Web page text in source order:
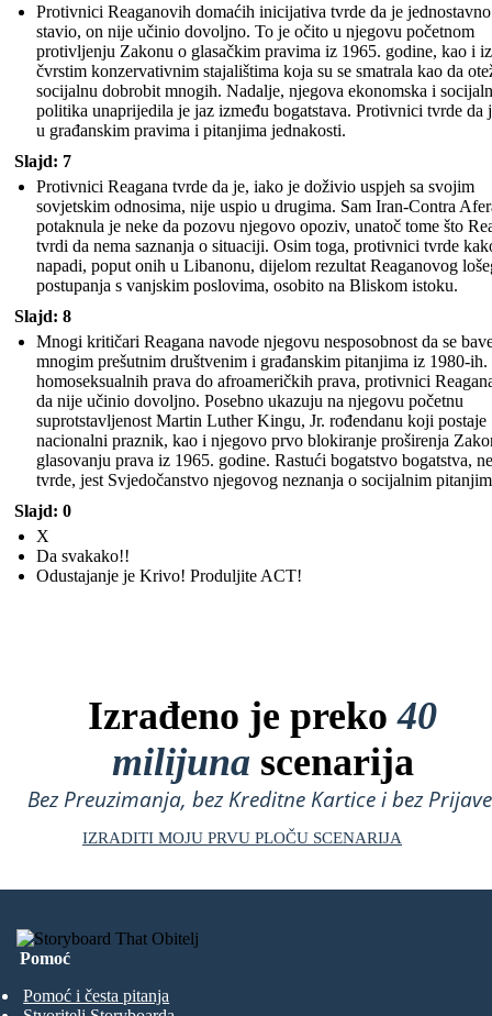
Protivnici Reaganovih domaćih inicijativa tvrde da je jednostavno
stavio, on nije učinio dovoljno. To je očito u njegovu početnom
protivljenju Zakonu o glasačkim pravima iz 1965. godine, kao i
čvrstim konzervativnim stajalištima koja su se smatrala kao da
socijalnu dobrobit mnogih. Nadalje, njegova ekonomska i
politika unaprijedila je jaz između bogatstava. Protivnici tvrde da
u građanskim pravima i pitanjima jednakosti.
Slajd: 7
Protivnici Reagana tvrde da je, iako je doživio uspjeh sa svojim
sovjetskim odnosima, nije uspio u drugima. Sam Iran-Contra
potaknula je neke da pozovu njegovo opoziv, unatoč tome što
tvrdi da nema saznanja o situaciji. Osim toga, protivnici tvrde
napadi, poput onih u Libanonu, dijelom rezultat Reaganovog
postupanja s vanjskim poslovima, osobito na Bliskom istoku.
Slajd: 8
Mnogi kritičari Reagana navode njegovu nesposobnost da se
mnogim prešutnim društvenim i građanskim pitanjima iz 1980-ih.
homoseksualnih prava do afroameričkih prava, protivnici
da nije učinio dovoljno. Posebno ukazuju na njegovu početnu
suprotstavljenost Martin Luther Kingu, Jr. rođendanu koji postaje
nacionalni praznik, kao i njegovo prvo blokiranje proširenja
glasovanju prava iz 1965. godine. Rastući bogatstvo bogatstva,
tvrde, jest Svjedočanstvo njegovog neznanja o socijalnim
Slajd: 0
X
Da svakako!!
Odustajanje je Krivo! Produljite ACT!
Izrađeno je preko40
milijuna scenarija
Bez Preuzimanja, bez Kreditne Kartice i bez
IZRADITI MOJU PRVU PLOČU SCENARIJA
Pomoć
Pomoć i česta pitanja